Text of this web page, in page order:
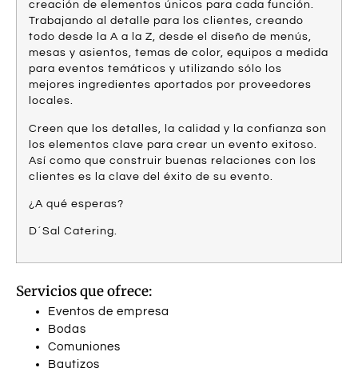
creación de elementos únicos para cada función.
Trabajando al detalle para los clientes, creando
todo desde la A a la Z, desde el diseño de menús,
mesas y asientos, temas de color, equipos a medida
para eventos temáticos y utilizando sólo los
mejores ingredientes aportados por proveedores
locales.
Creen que los detalles, la calidad y la confianza son
los elementos clave para crear un evento exitoso.
Así como que construir buenas relaciones con los
clientes es la clave del éxito de su evento.
¿A qué esperas?
D´Sal Catering.
Servicios que ofrece:
Eventos de empresa
Bodas
Comuniones
Bautizos